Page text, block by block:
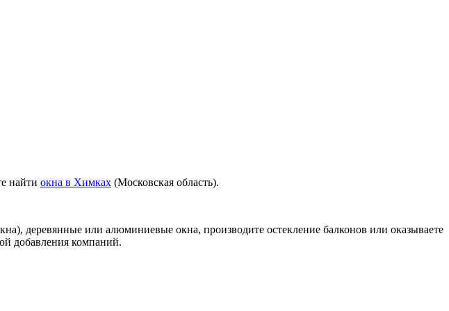
найти окна в Химках (Московская область).
деревянные или алюминиевые окна, производите остекление балконов или оказываете
добавления компаний.